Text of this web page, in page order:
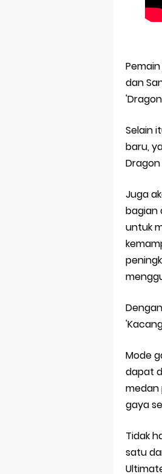
dan
Selain
baru,
Dragon
Juga
bagian
untuk
Mode
dapat
medan
gaya
Tidak
satu